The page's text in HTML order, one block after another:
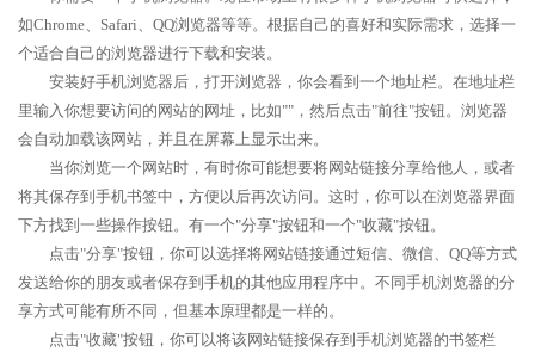
如Chrome、Safari、QQ浏览器等等。根据自己的喜好和实际需求，选择一
个适合自己的浏览器进行下载和安装。
安装好手机浏览器后，打开浏览器，你会看到一个地址栏。在地址栏
里输入你想要访问的网站的网址，比如""，然后点击"前往"按钮。浏览器
会自动加载该网站，并且在屏幕上显示出来。
当你浏览一个网站时，有时你可能想要将网站链接分享给他人，或者
将其保存到手机书签中，方便以后再次访问。这时，你可以在浏览器界面
下方找到一些操作按钮。有一个"分享"按钮和一个"收藏"按钮。
点击"分享"按钮，你可以选择将网站链接通过短信、微信、QQ等方式
发送给你的朋友或者保存到手机的其他应用程序中。不同手机浏览器的分
享方式可能有所不同，但基本原理都是一样的。
点击"收藏"按钮，你可以将该网站链接保存到手机浏览器的书签栏